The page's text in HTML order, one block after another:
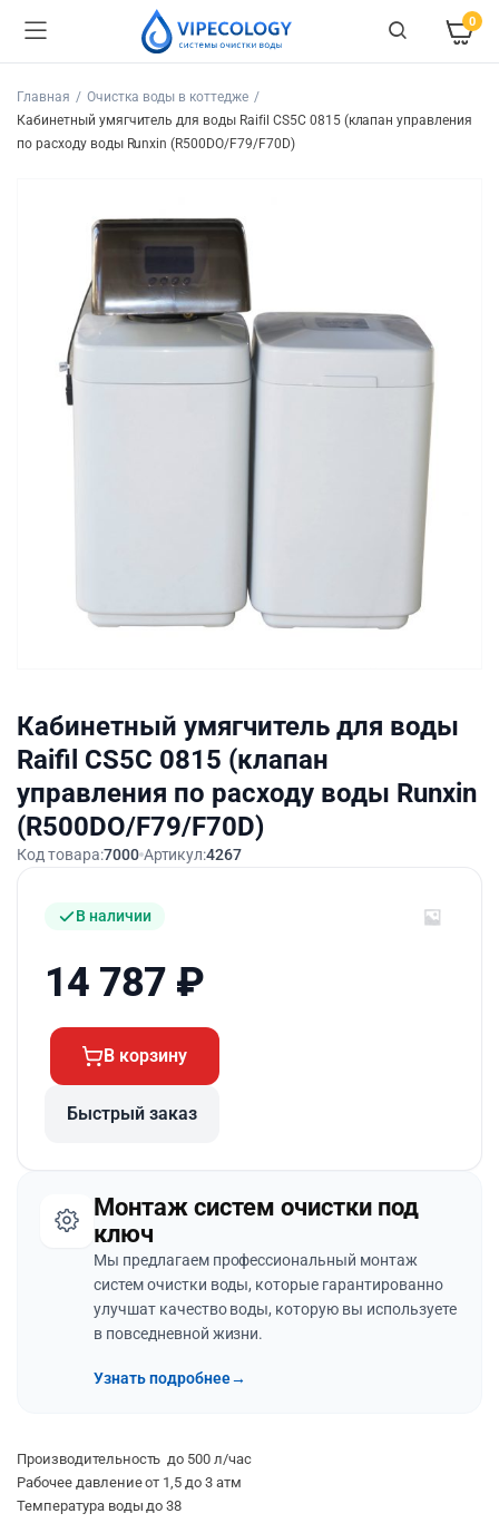
0
Главная
Очистка воды в коттедже
Кабинетный умягчитель для воды Raifil СS5C 0815 (клапан управления
по расходу воды Runxin (R500DO/F79/F70D)
Кабинетный умягчитель для воды
Raifil СS5C 0815 (клапан
управления по расходу воды Runxin
(R500DO/F79/F70D)
Код товара:7000 Артикул:4267
В наличии
14 787 ₽
В корзину
Быстрый заказ
Монтаж систем очистки под
ключ
Мы предлагаем профессиональный монтаж
систем очистки воды, которые гарантированно
улучшат качество воды, которую вы используете
в повседневной жизни.
Узнать подробнее→
Производительность до 500 л/час
Рабочее давление от 1,5 до 3 атм
Температура воды до 38